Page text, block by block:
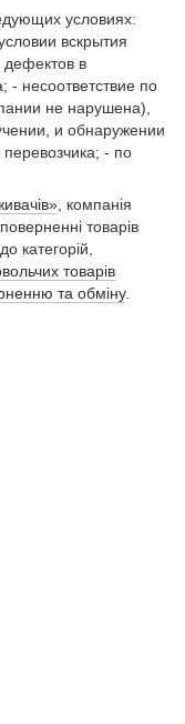
условиях:
вскрытия
в
- несоответствие по
не нарушена),
и обнаружении
перевозчика; - по
, компанія
товарів
категорій,
товарів
та обміну.